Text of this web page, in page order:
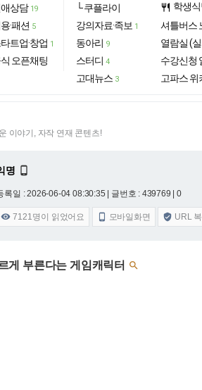
상담 19
·패션 5
트업·창업 1
오픈채팅
└ 쿠플라이
강의자료·족보 1
동아리 9
스터디 4
고대뉴스 3
restaurant 학생
셔틀버스
열람실 (
수강신청
고파스 위
이야기, 자작 연재 콘텐츠!
명 
록일 : 2026-06-04 08:30:35 | 글번호 : 439769 | 0
 7121명이 읽었어요  모바일화면  URL
게 부른다는 게임캐릭터 